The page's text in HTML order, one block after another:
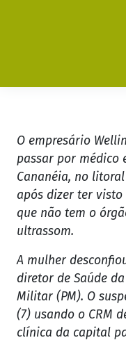
O empresário
passar por médico
Cananéia, no
após dizer ter visto
que não tem o
ultrassom.
A mulher
diretor de Saúde
Militar (PM). O
(7) usando o CRM
clínica da capital